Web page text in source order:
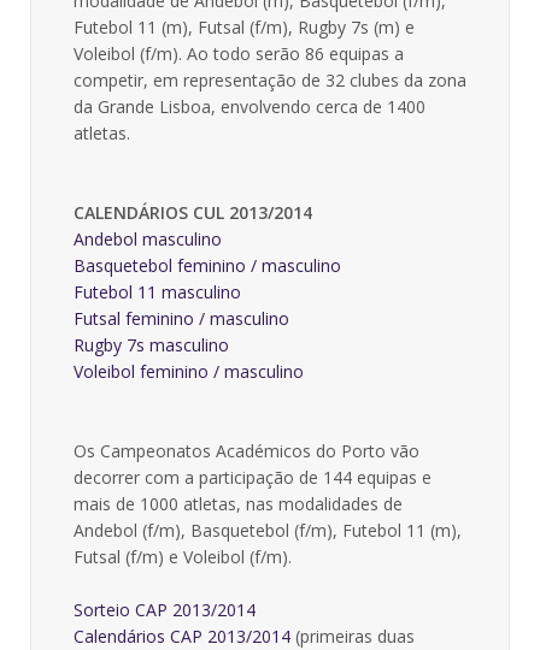
Futebol 11 (m), Futsal (f/m), Rugby 7s (m) e
Voleibol (f/m). Ao todo serão 86 equipas a
competir, em representação de 32 clubes da zona
da Grande Lisboa, envolvendo cerca de 1400
atletas.
CALENDÁRIOS CUL 2013/2014
Andebol masculino
Basquetebol feminino / masculino
Futebol 11 masculino
Futsal feminino / masculino
Rugby 7s masculino
Voleibol feminino / masculino
Os Campeonatos Académicos do Porto vão
decorrer com a participação de 144 equipas e
mais de 1000 atletas, nas modalidades de
Andebol (f/m), Basquetebol (f/m), Futebol 11 (m),
Futsal (f/m) e Voleibol (f/m).
Sorteio CAP 2013/2014
Calendários CAP 2013/2014 (primeiras duas